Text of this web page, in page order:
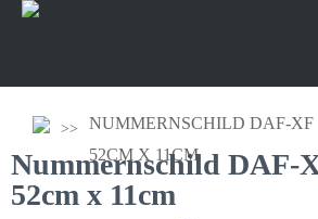
NUMMERNSCHILD DAF-XF
52CM X 11CM
Nummernschild DAF-
52cm x 11cm